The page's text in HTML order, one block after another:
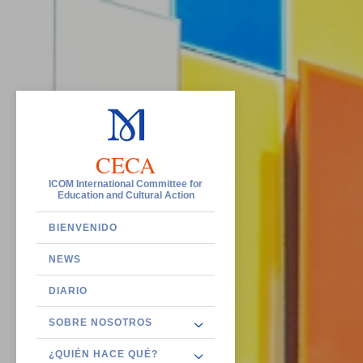
CECA
ICOM International Committee for
Education and Cultural Action
BIENVENIDO
NEWS
DIARIO
SOBRE NOSOTROS
¿QUIÉN HACE QUÉ?